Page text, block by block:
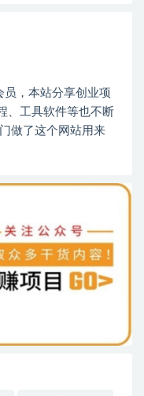
，本站分享创业项
、工具软件等也不断
做了这个网站用来